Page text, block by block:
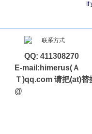
If
QQ: 411308270
E-mail:himerus(Ａ
Ｔ)qq.com 请把(at)替
@